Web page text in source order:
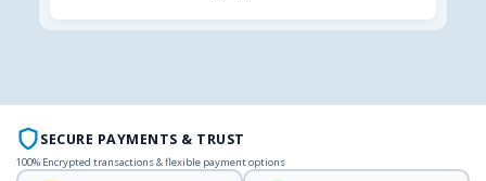
SECURE PAYMENTS & TRUST
100% Encrypted transactions & flexible payment options